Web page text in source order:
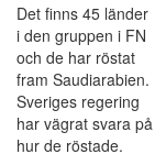
Det finns 45 länder
i den gruppen i FN
och de har röstat
fram Saudiarabien.
Sveriges regering
har vägrat svara på
hur de röstade.